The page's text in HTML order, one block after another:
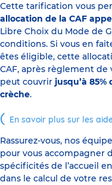
Cette tarification vous
allocation de la CAF
Libre Choix du Mode de
conditions. Si vous en
êtes éligible, cette
CAF, après règlement
peut couvrir jusqu’à
crèche.
En savoir plus sur les
Rassurez-vous, nos
pour vous accompagner
spécificités de l’accueil
dans le calcul de votre